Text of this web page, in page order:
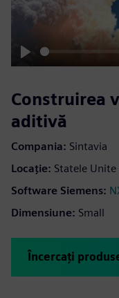
Play
Construirea
aditivă
Compania: Sintavia
Locaţie: Statele
Software Siemens:
Dimensiune: Small
Încercați